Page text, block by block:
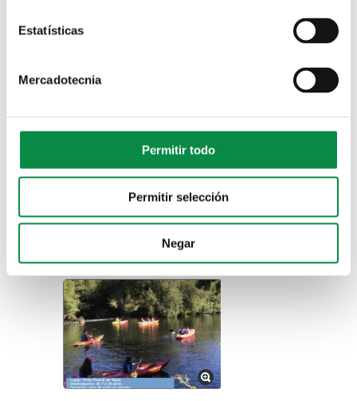
Estatísticas
Mercadotecnia
Permitir todo
Permitir selección
Negar